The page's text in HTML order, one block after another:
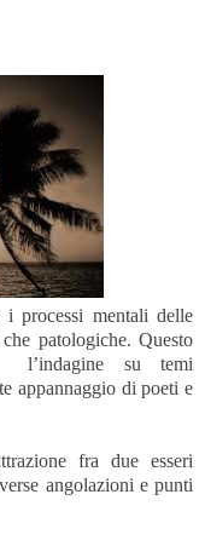
processi mentali delle
patologiche. Questo
l’indagine su temi
appannaggio di poeti e
fra due esseri
angolazioni e punti